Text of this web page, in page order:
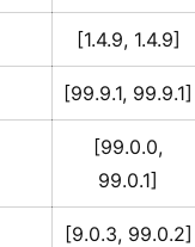
[1.4.9, 1.4.9]
[99.9.1, 99.9.1]
[99.0.0,
99.0.1]
[9.0.3, 99.0.2]